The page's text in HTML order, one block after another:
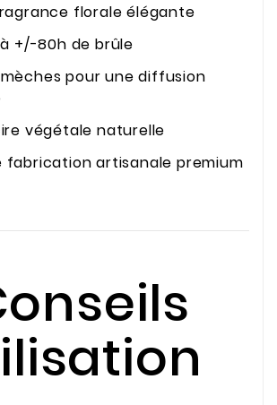
florale élégante
+/-80h de brûle
mèches pour une diffusion
végétale naturelle
artisanale premium